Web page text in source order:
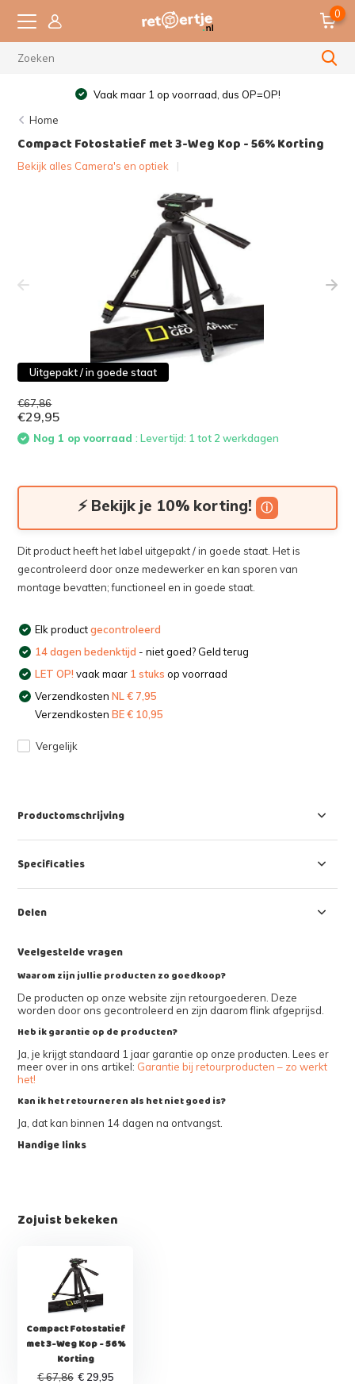
0
Vaak maar 1 op voorraad, dus OP=OP!
Home
Compact Fotostatief met 3-Weg Kop - 56% Korting
Bekijk alles Camera's en optiek
Uitgepakt / in goede staat
€67,86
€29,95
Nog 1 op voorraad: Levertijd: 1 tot 2 werkdagen
⚡ Bekijk je 10% korting! ⓘ
Dit product heeft het label uitgepakt / in goede staat. Het is
gecontroleerd door onze medewerker en kan sporen van
montage bevatten; functioneel en in goede staat.
Elk productgecontroleerd
14 dagen bedenktijd - niet goed? Geld terug
LET OP! vaak maar 1 stuks op voorraad
VerzendkostenNL € 7,95
VerzendkostenBE € 10,95
Vergelijk
Productomschrijving
Specificaties
Delen
Veelgestelde vragen
Waarom zijn jullie producten zo goedkoop?
De producten op onze website zijn retourgoederen. Deze
worden door ons gecontroleerd en zijn daarom flink afgeprijsd.
Heb ik garantie op de producten?
Ja, je krijgt standaard 1 jaar garantie op onze producten. Lees er
meer over in ons artikel: Garantie bij retourproducten – zo werkt
het!
Kan ik het retourneren als het niet goed is?
Ja, dat kan binnen 14 dagen na ontvangst.
Handige links
Zojuist bekeken
Compact Fotostatief
met 3-Weg Kop - 56%
Korting
€ 67,86 € 29,95